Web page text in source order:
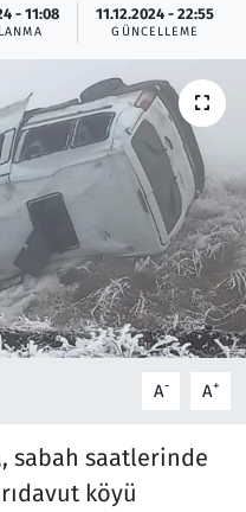
- 11:08 11.12.2024 - 22:55
GÜNCELLEME
A- A+
sabah saatlerinde
köyü